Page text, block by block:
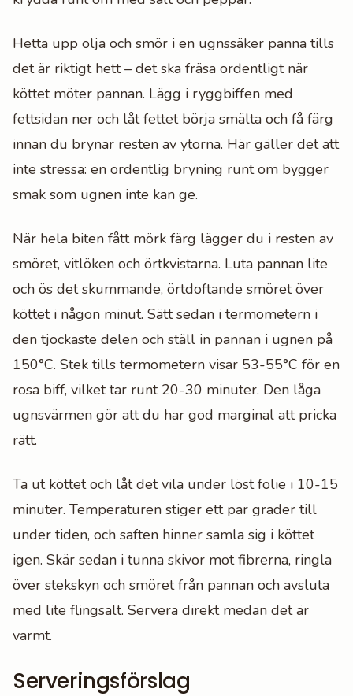
Hetta upp olja och smör i en ugnssäker panna tills
det är riktigt hett – det ska fräsa ordentligt när
köttet möter pannan. Lägg i ryggbiffen med
fettsidan ner och låt fettet börja smälta och få färg
innan du brynar resten av ytorna. Här gäller det att
inte stressa: en ordentlig bryning runt om bygger
smak som ugnen inte kan ge.
När hela biten fått mörk färg lägger du i resten av
smöret, vitlöken och örtkvistarna. Luta pannan lite
och ös det skummande, örtdoftande smöret över
köttet i någon minut. Sätt sedan i termometern i
den tjockaste delen och ställ in pannan i ugnen på
150°C. Stek tills termometern visar 53-55°C för en
rosa biff, vilket tar runt 20-30 minuter. Den låga
ugnsvärmen gör att du har god marginal att pricka
rätt.
Ta ut köttet och låt det vila under löst folie i 10-15
minuter. Temperaturen stiger ett par grader till
under tiden, och saften hinner samla sig i köttet
igen. Skär sedan i tunna skivor mot fibrerna, ringla
över stekskyn och smöret från pannan och avsluta
med lite flingsalt. Servera direkt medan det är
varmt.
Serveringsförslag